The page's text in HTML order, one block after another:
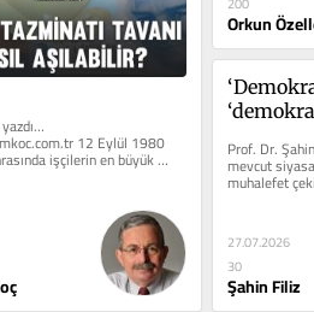
Orkun
yazdı…
12 Eylül 1980
işçilerin en büyük
biri, kıdem tazminatına...
Prof. Dr.
mevcut
muhalefet
27.07.2026
30
Şahin Filiz